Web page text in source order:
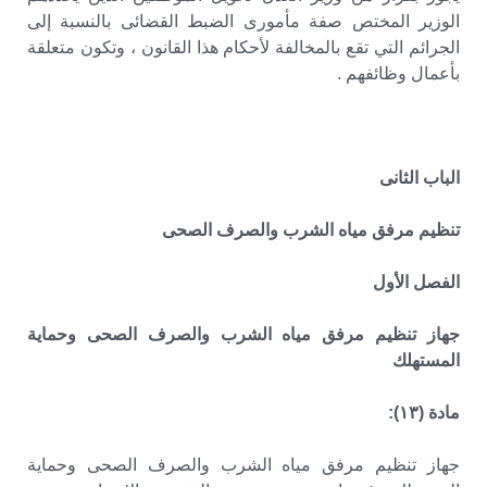
الوزير المختص صفة مأمورى الضبط القضائى بالنسبة إلى
الجرائم التي تقع بالمخالفة لأحكام هذا القانون ، وتكون متعلقة
بأعمال وظائفهم .
الباب الثانى
تنظيم مرفق مياه الشرب والصرف الصحى
الفصل الأول
جهاز تنظيم مرفق مياه الشرب والصرف الصحى وحماية
المستهلك
مادة (۱۳):
جهاز تنظيم مرفق مياه الشرب والصرف الصحى وحماية